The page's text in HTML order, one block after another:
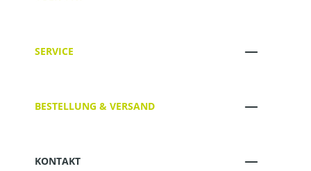
SERVICE
BESTELLUNG & VERSAND
KONTAKT